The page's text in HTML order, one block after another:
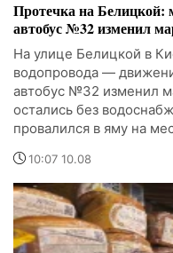
Протечка на
автобус №32 изменил
На улице Белицкой в
водопровода —
автобус №32 изменил
остались без
провалился в яму на
10:07 10.08